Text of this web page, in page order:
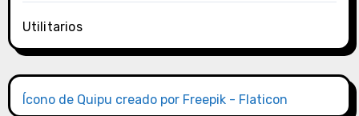
Utilitarios
Ícono de Quipu creado por Freepik - Flaticon